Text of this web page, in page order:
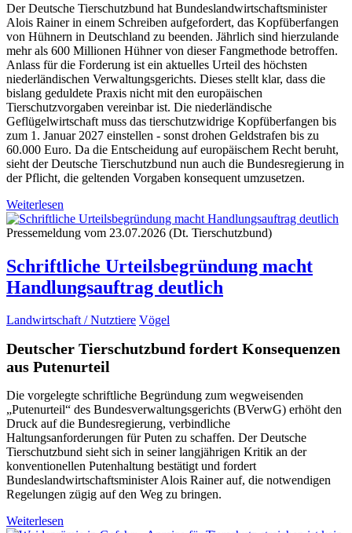
Der Deutsche Tierschutzbund hat Bundeslandwirtschaftsminister
Alois Rainer in einem Schreiben aufgefordert, das Kopfüberfangen
von Hühnern in Deutschland zu beenden. Jährlich sind hierzulande
mehr als 600 Millionen Hühner von dieser Fangmethode betroffen.
Anlass für die Forderung ist ein aktuelles Urteil des höchsten
niederländischen Verwaltungsgerichts. Dieses stellt klar, dass die
bislang geduldete Praxis nicht mit den europäischen
Tierschutzvorgaben vereinbar ist. Die niederländische
Geflügelwirtschaft muss das tierschutzwidrige Kopfüberfangen bis
zum 1. Januar 2027 einstellen - sonst drohen Geldstrafen bis zu
60.000 Euro. Da die Entscheidung auf europäischem Recht beruht,
sieht der Deutsche Tierschutzbund nun auch die Bundesregierung in
der Pflicht, die geltenden Vorgaben konsequent umzusetzen.
Weiterlesen
Pressemeldung vom 23.07.2026 (Dt. Tierschutzbund)
Schriftliche Urteilsbegründung macht
Handlungsauftrag deutlich
Landwirtschaft / Nutztiere Vögel
Deutscher Tierschutzbund fordert Konsequenzen
aus Putenurteil
Die vorgelegte schriftliche Begründung zum wegweisenden
„Putenurteil“ des Bundesverwaltungsgerichts (BVerwG) erhöht den
Druck auf die Bundesregierung, verbindliche
Haltungsanforderungen für Puten zu schaffen. Der Deutsche
Tierschutzbund sieht sich in seiner langjährigen Kritik an der
konventionellen Putenhaltung bestätigt und fordert
Bundeslandwirtschaftsminister Alois Rainer auf, die notwendigen
Regelungen zügig auf den Weg zu bringen.
Weiterlesen